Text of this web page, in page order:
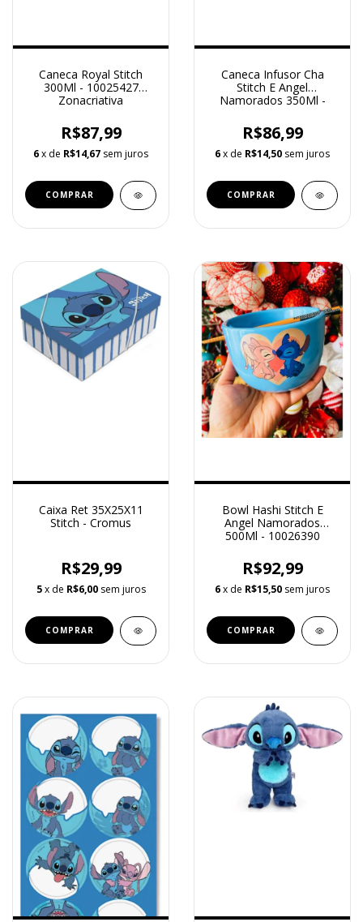
Caneca Royal Stitch
300Ml - 10025427
Zonacriativa
R$87,99
6x de R$14,67 sem juros
Caneca Infusor Cha
Stitch E Angel
Namorados 350Ml -
R$86,99
6x de R$14,50 sem juros
Caixa Ret 35X25X11
Stitch - Cromus
R$29,99
5 x de R$6,00 sem juros
Bowl Hashi Stitch E
Angel Namorados
500Ml - 10026390
R$92,99
6x de R$15,50 sem juros